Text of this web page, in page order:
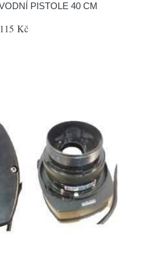
PISTOLE 40 CM
115 Kč